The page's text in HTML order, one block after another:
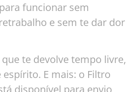
funcionar sem
e sem te dar dor
te devolve tempo livre,
espírito. E mais: o Filtro